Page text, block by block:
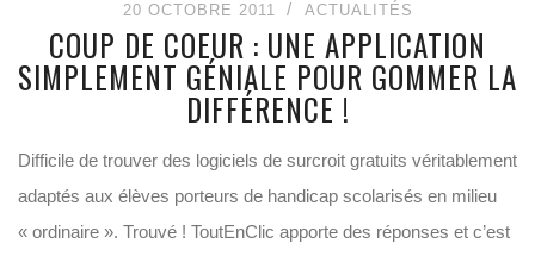
20 OCTOBRE 2011 ACTUALITÉS
COUP DE COEUR : UNE APPLICATION
SIMPLEMENT GÉNIALE POUR GOMMER LA
DIFFÉRENCE !
Difficile de trouver des logiciels de surcroit gratuits véritablement
adaptés aux élèves porteurs de handicap scolarisés en milieu
« ordinaire ». Trouvé ! ToutEnClic apporte des réponses et c’est